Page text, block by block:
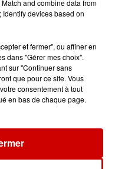
- Bruce
: comment David
and combine data from
devices based on
et fermer", ou affiner en
dans "Gérer mes choix".
sur "Continuer sans
que pour ce site. Vous
consentement à tout
en bas de chaque page.